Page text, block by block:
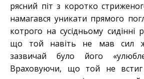
рясний піт з коротко
намагався уникати прямого
котрого на сусідньому сидінні
що той навіть не мав сил
зазвичай було його
Враховуючи, що той не встиг